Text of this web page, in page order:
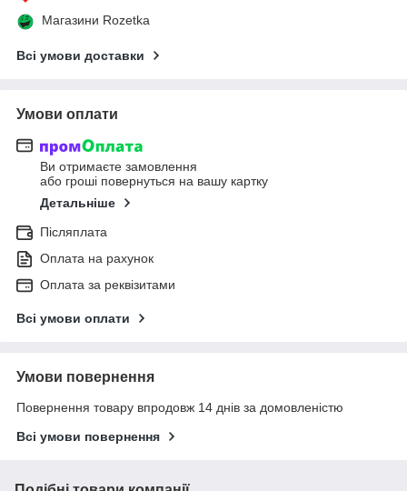
Магазини Rozetka
Всі умови доставки
Умови оплати
Ви отримаєте замовлення
або гроші повернуться на вашу картку
Детальніше
Післяплата
Оплата на рахунок
Оплата за реквізитами
Всі умови оплати
Умови повернення
Повернення товару впродовж 14 днів за домовленістю
Всі умови повернення